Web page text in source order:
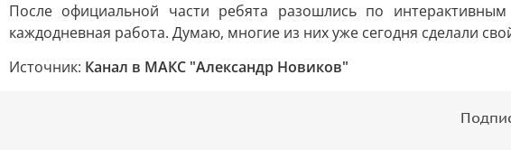
После официальной части ребята разошлись по
каждодневная работа. Думаю, многие из них уже сегодня сделали
Источник: Канал в МАКС "Александр Новиков"